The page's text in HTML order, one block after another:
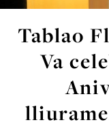
Tablao
Va